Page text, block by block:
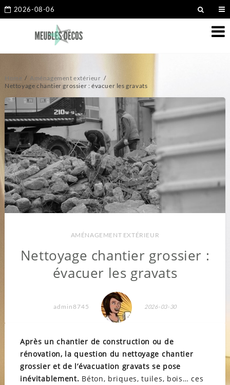
2026-08-06
Home
Aménagement extérieur
Nettoyage chantier grossier : évacuer les gravats
AMÉNAGEMENT EXTÉRIEUR
Nettoyage chantier grossier :
évacuer les gravats
admin8745 2026-03-30
Après un chantier de construction ou de
rénovation, la question du nettoyage chantier
grossier et de l’évacuation gravats se pose
inévitablement. Béton, briques, tuiles, bois… ces